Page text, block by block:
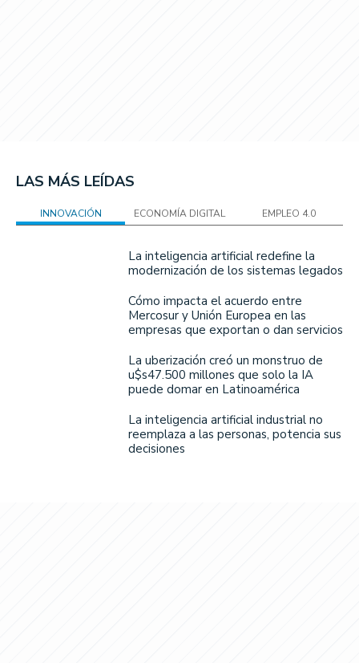
LAS MÁS LEÍDAS
INNOVACIÓN ECONOMÍA DIGITAL EMPLEO 4.0
La inteligencia artificial redefine la
modernización de los sistemas legados
Cómo impacta el acuerdo entre
Mercosur y Unión Europea en las
empresas que exportan o dan servicios
La uberización creó un monstruo de
u$s47.500 millones que solo la IA
puede domar en Latinoamérica
La inteligencia artificial industrial no
reemplaza a las personas, potencia sus
decisiones